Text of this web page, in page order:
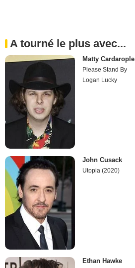
A tourné le plus avec...
Matty Cardarople
Please Stand By
Logan Lucky
John Cusack
Utopia (2020)
Ethan Hawke